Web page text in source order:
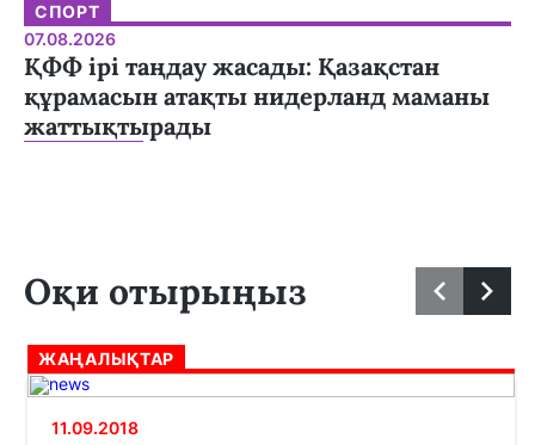
СПОРТ
07.08.2026
ҚФФ ірі таңдау жасады: Қазақстан
құрамасын атақты нидерланд маманы
жаттықтырады
Оқи отырыңыз
ЖАҢАЛЫҚТАР
11.09.2018